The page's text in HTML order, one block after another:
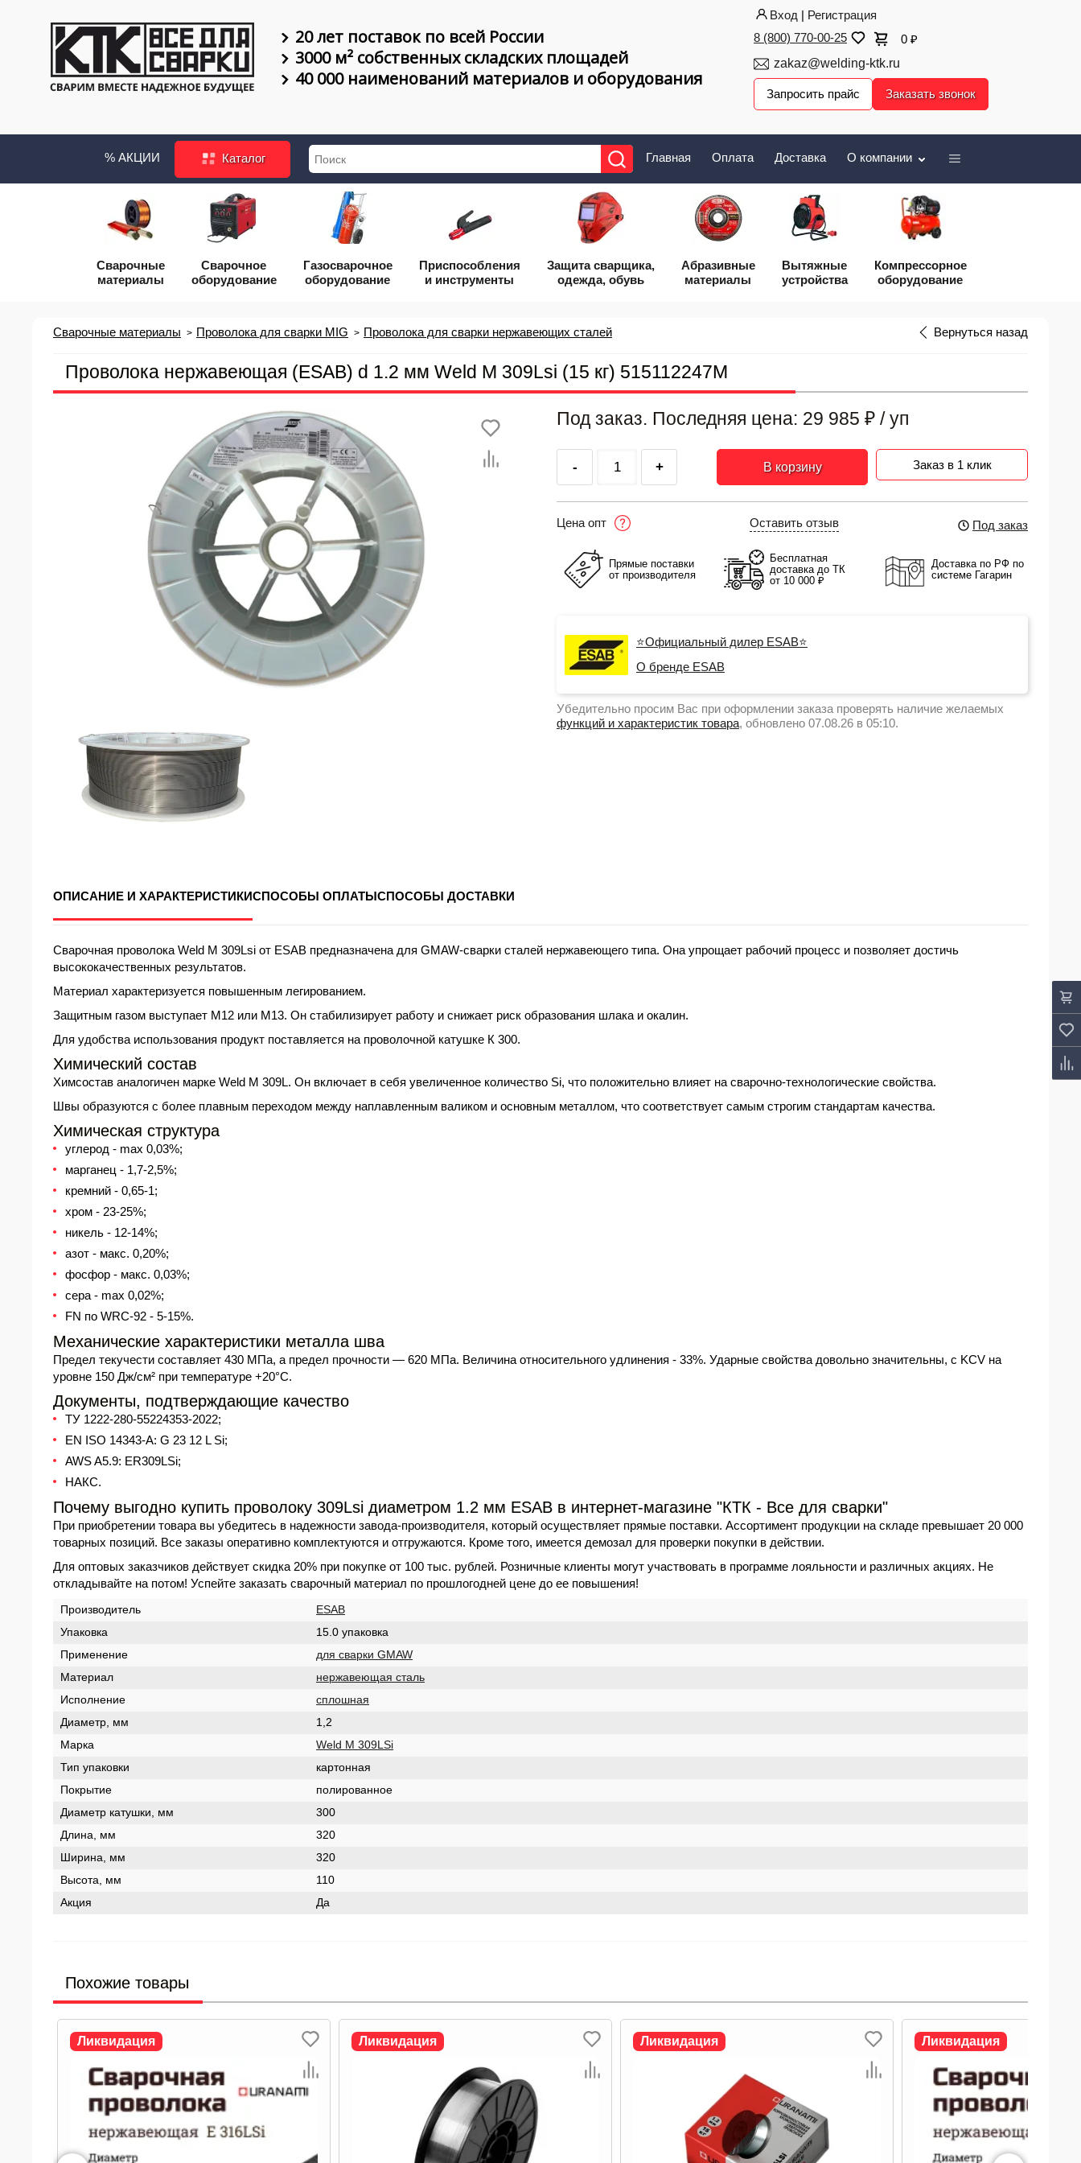
20 лет поставок по всей России
3000 м² собственных складских площадей
40 000 наименований материалов и оборудования
Вход | Регистрация
8 (800) 770-00-25
0 ₽
zakaz@welding-ktk.ru
Запросить прайс Заказать звонок
% АКЦИИ Каталог Главная Оплата Доставка О компании
Сварочные
материалы
Сварочное
оборудование
Газосварочное
оборудование
Приcпособления
и инструменты
Защита сварщика,
одежда, обувь
Абразивные
материалы
Вытяжные
устройства
Компрессорное
оборудование
Вернуться назад
Сварочные материалы Проволока для сварки MIG Проволока для сварки нержавеющих сталей
Проволока нержавеющая (ESAB) d 1.2 мм Weld M 309Lsi (15 кг) 515112247M
Под заказ. Последняя цена: 29 985 ₽ / уп
- + В корзину Заказ в 1 клик
Цена опт Оставить отзыв Под заказ
Прямые поставки
от производителя
Бесплатная
доставка до ТК
от 10 000 ₽
Доставка по РФ по
системе Гагарин
⭐Официальный дилер ESAB⭐
О бренде ESAB
Убедительно просим Вас при оформлении заказа проверять наличие желаемых
функций и характеристик товара, обновлено 07.08.26 в 05:10.
ОПИСАНИЕ И ХАРАКТЕРИСТИКИСПОСОБЫ ОПЛАТЫСПОСОБЫ ДОСТАВКИ
Сварочная проволока Weld M 309Lsi от ESAB предназначена для GMAW-сварки сталей нержавеющего типа. Она упрощает рабочий процесс и позволяет достичь
высококачественных результатов.
Материал характеризуется повышенным легированием.
Защитным газом выступает М12 или М13. Он стабилизирует работу и снижает риск образования шлака и окалин.
Для удобства использования продукт поставляется на проволочной катушке К 300.
Химический состав
Химсостав аналогичен марке Weld M 309L. Он включает в себя увеличенное количество Si, что положительно влияет на сварочно-технологические свойства.
Швы образуются с более плавным переходом между наплавленным валиком и основным металлом, что соответствует самым строгим стандартам качества.
Химическая структура
углерод - max 0,03%;
марганец - 1,7-2,5%;
кремний - 0,65-1;
хром - 23-25%;
никель - 12-14%;
азот - макс. 0,20%;
фосфор - макс. 0,03%;
сера - max 0,02%;
FN по WRC-92 - 5-15%.
Механические характеристики металла шва
Предел текучести составляет 430 МПа, а предел прочности — 620 МПа. Величина относительного удлинения - 33%. Ударные свойства довольно значительны, с KCV на
уровне 150 Дж/см² при температуре +20°С.
Документы, подтверждающие качество
ТУ 1222-280-55224353-2022;
EN ISO 14343-A: G 23 12 L Si;
AWS A5.9: ER309LSi;
НАКС.
Почему выгодно купить проволоку 309Lsi диаметром 1.2 мм ESAB в интернет-магазине "КТК - Все для сварки"
При приобретении товара вы убедитесь в надежности завода-производителя, который осуществляет прямые поставки. Ассортимент продукции на складе превышает 20 000
товарных позиций. Все заказы оперативно комплектуются и отгружаются. Кроме того, имеется демозал для проверки покупки в действии.
Для оптовых заказчиков действует скидка 20% при покупке от 100 тыс. рублей. Розничные клиенты могут участвовать в программе лояльности и различных акциях. Не
откладывайте на потом! Успейте заказать сварочный материал по прошлогодней цене до ее повышения!
Производитель
ESAB
Упаковка
15.0 упаковка
Применение
для сварки GMAW
Материал
нержавеющая сталь
Исполнение
сплошная
Диаметр, мм
1,2
Марка
Weld M 309LSi
Тип упаковки
картонная
Покрытие
полированное
Диаметр катушки, мм
300
Длина, мм
320
Ширина, мм
320
Высота, мм
110
Акция
Да
Похожие товары
Ликвидация Ликвидация Ликвидация